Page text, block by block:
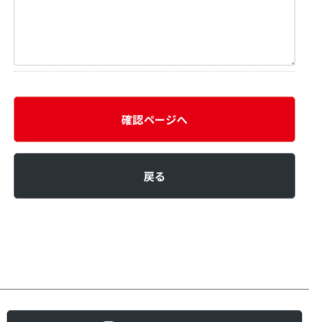
確認ページへ
戻る